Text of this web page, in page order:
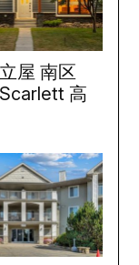
屋 南区
高